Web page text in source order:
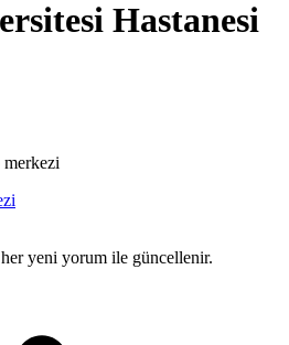
Hastanesi
merkezi
yeni yorum ile güncellenir.